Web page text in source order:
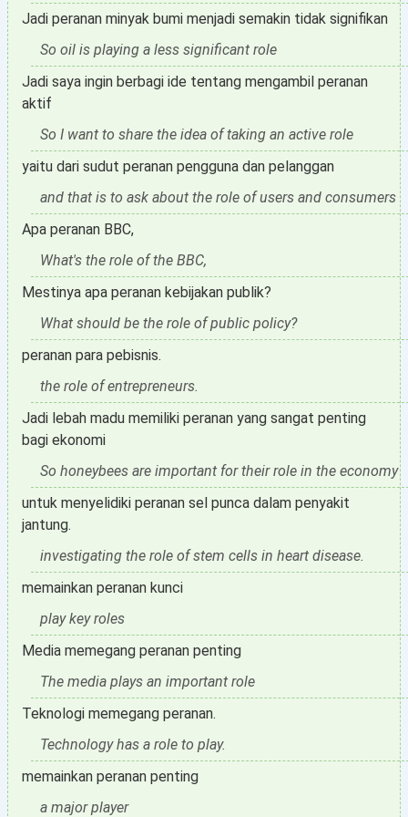
Jadi peranan minyak bumi menjadi semakin tidak signifikan
So oil is playing a less significant role
Jadi saya ingin berbagi ide tentang mengambil peranan
aktif
So I want to share the idea of taking an active role
yaitu dari sudut peranan pengguna dan pelanggan
and that is to ask about the role of users and consumers
Apa peranan BBC,
What's the role of the BBC,
Mestinya apa peranan kebijakan publik?
What should be the role of public policy?
peranan para pebisnis.
the role of entrepreneurs.
Jadi lebah madu memiliki peranan yang sangat penting
bagi ekonomi
So honeybees are important for their role in the economy
untuk menyelidiki peranan sel punca dalam penyakit
jantung.
investigating the role of stem cells in heart disease.
memainkan peranan kunci
play key roles
Media memegang peranan penting
The media plays an important role
Teknologi memegang peranan.
Technology has a role to play.
memainkan peranan penting
a major player